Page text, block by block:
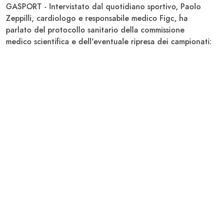
GASPORT - Intervistato dal quotidiano sportivo, Paolo
Zeppilli, cardiologo e responsabile medico Figc, ha
parlato del protocollo sanitario della commissione
medico scientifica e dell'eventuale ripresa dei campionati: